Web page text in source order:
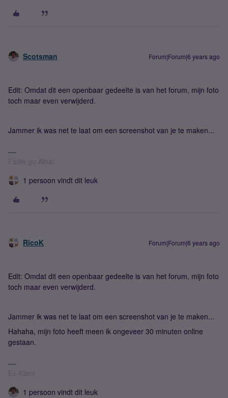
Scotsman Forum|Forum|6 years ago
Edit: Omdat dit een openbaar gedeelte is van het forum, mijn foto
toch maar even verwijderd.
Jammer ik was net te laat om een screenshot van je te maken...
Fàilte gu Alba!
1 persoon vindt dit leuk
RicoK Forum|Forum|6 years ago
Edit: Omdat dit een openbaar gedeelte is van het forum, mijn foto
toch maar even verwijderd.
Jammer ik was net te laat om een screenshot van je te maken...
Hahaha, mijn foto heeft meen ik ongeveer 30 minuten online
gestaan.
Ex-Klant
1 persoon vindt dit leuk